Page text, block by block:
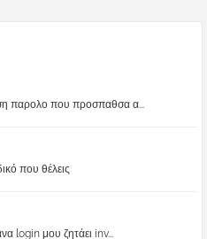
παρολο που προσπαθσα α...
που θέλεις
login μου ζητάει inv...